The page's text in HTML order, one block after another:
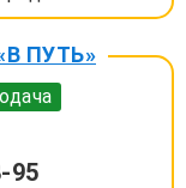
ПУТЬ»
95